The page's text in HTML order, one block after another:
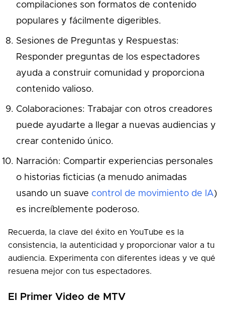
compilaciones son formatos de contenido
populares y fácilmente digeribles.
Sesiones de Preguntas y Respuestas:
Responder preguntas de los espectadores
ayuda a construir comunidad y proporciona
contenido valioso.
Colaboraciones: Trabajar con otros creadores
puede ayudarte a llegar a nuevas audiencias y
crear contenido único.
Narración: Compartir experiencias personales
o historias ficticias (a menudo animadas
usando un suave control de movimiento de IA)
es increíblemente poderoso.
Recuerda, la clave del éxito en YouTube es la
consistencia, la autenticidad y proporcionar valor a tu
audiencia. Experimenta con diferentes ideas y ve qué
resuena mejor con tus espectadores.
El Primer Video de MTV